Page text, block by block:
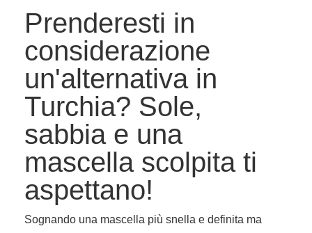
Prenderesti in
considerazione
un'alternativa in
Turchia? Sole,
sabbia e una
mascella scolpita ti
aspettano!
Sognando una mascella più snella e definita ma